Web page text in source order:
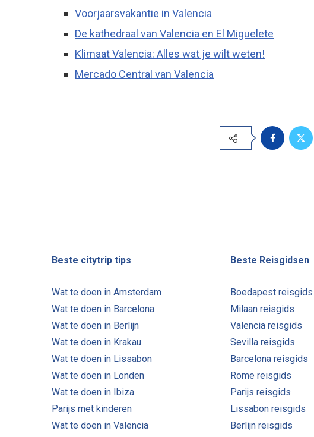
Voorjaarsvakantie in Valencia
De kathedraal van Valencia en El Miguelete
Klimaat Valencia: Alles wat je wilt weten!
Mercado Central van Valencia
Beste citytrip tips
Wat te doen in Amsterdam
Wat te doen in Barcelona
Wat te doen in Berlijn
Wat te doen in Krakau
Wat te doen in Lissabon
Wat te doen in Londen
Wat te doen in Ibiza
Parijs met kinderen
Wat te doen in Valencia
Beste Reisgidsen
Boedapest reisgids
Milaan reisgids
Valencia reisgids
Sevilla reisgids
Barcelona reisgids
Rome reisgids
Parijs reisgids
Lissabon reisgids
Berlijn reisgids